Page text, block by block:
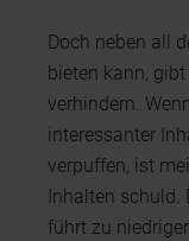
Doch neben all
bieten kann,
verhindern.
interessanter
verpuffen, ist
Inhalten schuld.
führt zu